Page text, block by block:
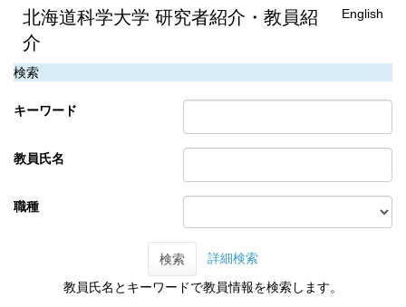
北海道科学大学 研究者紹介・教員紹
介
English
検索
キーワード
教員氏名
職種
検索 詳細検索
教員氏名とキーワードで教員情報を検索します。